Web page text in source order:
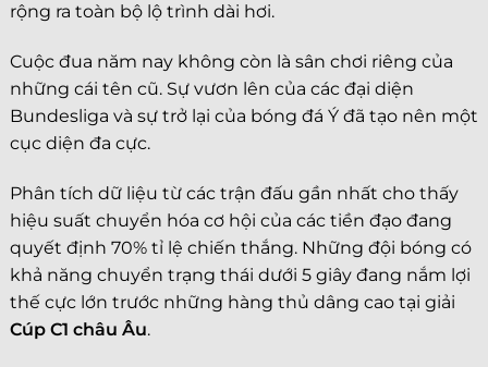
rộng ra toàn bộ lộ trình dài hơi.
Cuộc đua năm nay không còn là sân chơi riêng của
những cái tên cũ. Sự vươn lên của các đại diện
Bundesliga và sự trở lại của bóng đá Ý đã tạo nên một
cục diện đa cực.
Phân tích dữ liệu từ các trận đấu gần nhất cho thấy
hiệu suất chuyển hóa cơ hội của các tiền đạo đang
quyết định 70% tỉ lệ chiến thắng. Những đội bóng có
khả năng chuyển trạng thái dưới 5 giây đang nắm lợi
thế cực lớn trước những hàng thủ dâng cao tại giải
Cúp C1 châu Âu.